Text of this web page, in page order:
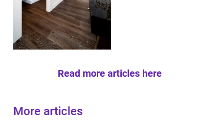
Read more articles here
More articles